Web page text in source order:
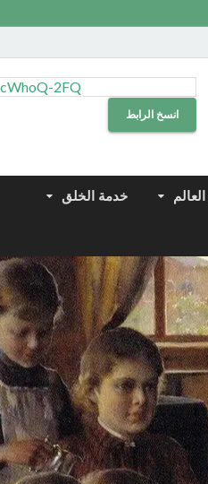
انسخ الرابط
خدمة الخلق